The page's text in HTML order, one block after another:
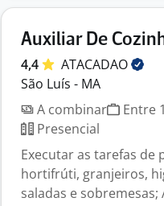
Auxiliar De
4,4
ATACADAO
São Luís - MA
A combinar
Entre
Presencial
Executar as tarefas
hortifrúti, granjeiros,
saladas e sobremesas;